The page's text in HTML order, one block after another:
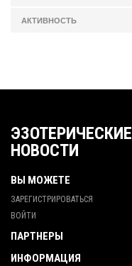
АКТИВНОСТЬ
ЭЗОТЕРИЧЕСКИЕ
НОВОСТИ
ВЫ МОЖЕТЕ
ЗАРЕГИСТРИРОВАТЬСЯ
ВОЙТИ
ПАРТНЕРЫ
ИНФОРМАЦИЯ